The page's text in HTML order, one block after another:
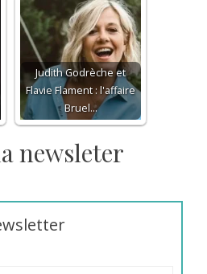
Judith Godrèche et
Flavie Flament : l'affaire
Bruel…
newsleter